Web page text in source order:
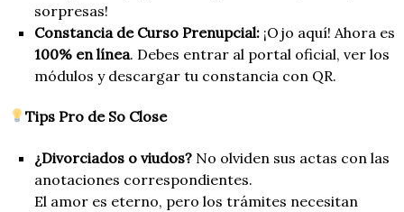
sorpresas!
Constancia de Curso Prenupcial: ¡Ojo aquí! Ahora es
100% en línea. Debes entrar al portal oficial, ver los
módulos y descargar tu constancia con QR.
Tips Pro de So Close
¿Divorciados o viudos? No olviden sus actas con las
anotaciones correspondientes.
El amor es eterno, pero los trámites necesitan